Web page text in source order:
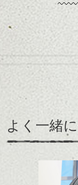
になっていく気
秋の色はみなさ
とくに意味
よく一緒